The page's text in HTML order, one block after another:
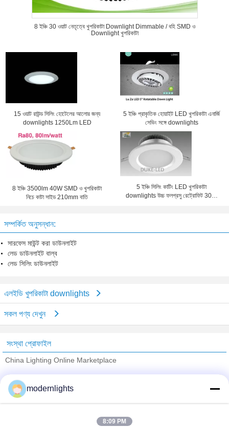
8 ইঞ্চি 30 ওয়াট নেতৃত্বে খুপরিকাটা Downlight Dimmable / বহি SMD ও
Downlight খুপরিকাটা
15 ওয়াট রাউন্ড সিলিং হোটেলের আলোর জন্য
downlights 1250Lm LED
5 ইঞ্চি প্রাকৃতিক হোয়াইট LED খুপরিকাটা এনার্জি
সেভিং সঙ্গে downlights
8 ইঞ্চি 3500lm 40W SMD ও খুপরিকাটা
নিচে কাটা সাইড 210mm বাতি
5 ইঞ্চি সিলিং কাটিং LED খুপরিকাটা
downlights উচ্চ ফলপ্রসু রেট্রোফিট 30W
সম্পর্কিত অনুসন্ধান:
সারফেস মাউন্ট করা ডাউনলাইট
লেড ডাউনলাইট বাল্ব
লেড সিলিং ডাউনলাইট
এলইডি খুপরিকাটা downlights
সকল পণ্য দেখুন
সংস্থা প্রোফাইল
China Lighting Online Marketplace
Trust Seal
Verified Suplier
modernlights
8:09 PM